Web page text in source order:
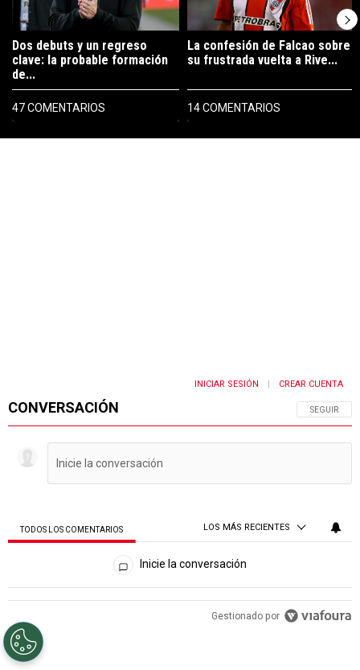
PUBLICIDAD
Dos debuts y un regreso
clave: la probable formación
de...
47 COMENTARIOS
La confesión de Falcao sobre
su frustrada vuelta a Rive...
14 COMENTARIOS
CONVERSACIÓN SIGA ESTA
SEGUIR
INICIAR SESIÓN CREAR CUENTA
TODOS LOS COMENTARIOS LOS MÁS RECIENTES
Todos los comentarios
Inicie la conversación